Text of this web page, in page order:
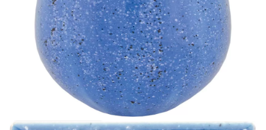
-Не есть, не пить, не курить во время глазуровки.
-Тщательно мойте руки после работы с глазурями.
-Избегайте контакта глазурей с пищевыми
продуктами.
-Беречь от детей.
-Обеспечьте хорошую вентиляцию при обжиге.
Вам также может понравиться